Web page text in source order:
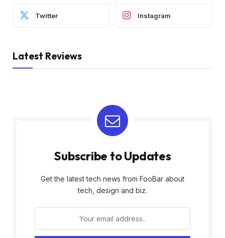
Twitter Instagram
Latest Reviews
Subscribe to Updates
Get the latest tech news from FooBar about
tech, design and biz.